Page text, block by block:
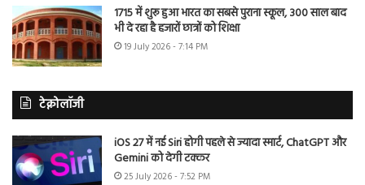
1715 में शुरू हुआ भारत का सबसे पुराना स्कूल, 300 साल बाद
भी दे रहा है हजारों छात्रों को शिक्षा
19 July 2026 - 7:14 PM
टेक्नोलॉजी
iOS 27 में नई Siri होगी पहले से ज्यादा स्मार्ट, ChatGPT और
Gemini को देगी टक्कर
25 July 2026 - 7:52 PM